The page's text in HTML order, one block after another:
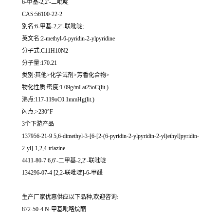
6-甲基-2,2′-二吡啶
CAS:56100-22-2
别名:6-甲基-2,2’-联吡啶;
英文名:2-methyl-6-pyridin-2-ylpyridine
分子式:C11H10N2
分子量:170.21
类别:其他>化学试剂>芳香化合物>
物化性质:密度:1.09g/mLat25oC(lit.)
沸点:117-119oC0.1mmHg(lit.)
闪点:>230°F
3个下游产品
137956-21-9 5,6-dimethyl-3-[6-[2-(6-pyridin-2-ylpyridin-2-yl)ethyl]pyridin-
2-yl]-1,2,4-triazine
4411-80-7 6,6′-二甲基-2,2′-联吡啶
134296-07-4 [2,2-联吡啶]-6-甲醛
生产厂家优惠供应以下品种,欢迎咨询:
872-50-4 N-甲基吡咯烷酮